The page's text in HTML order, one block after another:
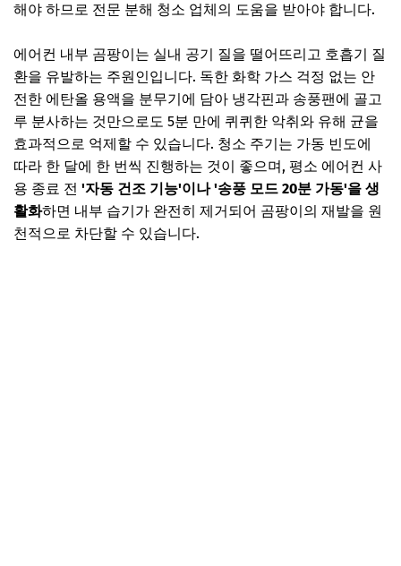
해야 하므로 전문 분해 청소 업체의 도움을 받아야 합니다.
에어컨 내부 곰팡이는 실내 공기 질을 떨어뜨리고 호흡기 질
환을 유발하는 주원인입니다. 독한 화학 가스 걱정 없는 안
전한 에탄올 용액을 분무기에 담아 냉각핀과 송풍팬에 골고
루 분사하는 것만으로도 5분 만에 퀴퀴한 악취와 유해 균을
효과적으로 억제할 수 있습니다. 청소 주기는 가동 빈도에
따라 한 달에 한 번씩 진행하는 것이 좋으며, 평소 에어컨 사
용 종료 전 '자동 건조 기능'이나 '송풍 모드 20분 가동'을 생
활화하면 내부 습기가 완전히 제거되어 곰팡이의 재발을 원
천적으로 차단할 수 있습니다.